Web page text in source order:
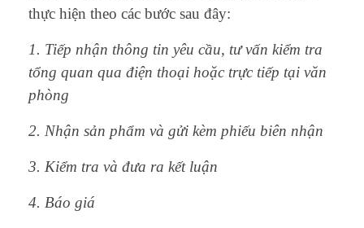
thực hiện theo các bước sau đây:
1. Tiếp nhận thông tin yêu cầu, tư vấn kiểm tra
tổng quan qua điện thoại hoặc trực tiếp tại văn
phòng
2. Nhận sản phẩm và gửi kèm phiếu biên nhận
3. Kiểm tra và đưa ra kết luận
4. Báo giá